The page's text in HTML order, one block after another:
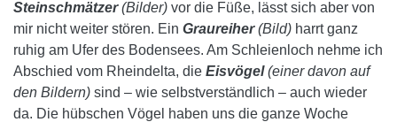
Steinschmätzer(Bilder) vor die Füße, lässt sich aber von
mir nicht weiter stören. Ein Graureiher(Bild) harrt ganz
ruhig am Ufer des Bodensees. Am Schleienloch nehme ich
Abschied vom Rheindelta, die Eisvögel(einer davon auf
den Bildern) sind – wie selbstverständlich – auch wieder
da. Die hübschen Vögel haben uns die ganze Woche